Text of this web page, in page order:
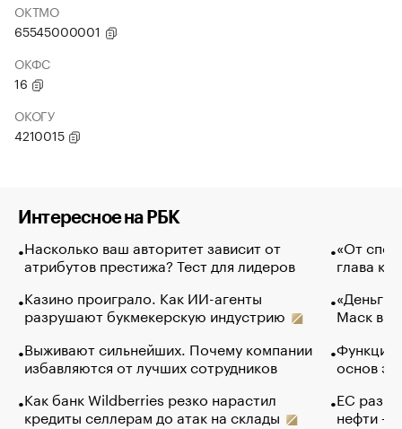
ОКТМО
65545000001
ОКФС
16
ОКОГУ
4210015
Интересное на РБК
Насколько ваш авторитет зависит от
атрибутов престижа? Тест для лидеров
Казино проиграло. Как ИИ-агенты
разрушают букмекерскую индустрию
Выживают сильнейших. Почему компании
избавляются от лучших сотрудников
Как банк Wildberries резко нарастил
кредиты селлерам до атак на склады
«От
глава
«Деньги
Маск в
Функции
основ
ЕС
нефти —